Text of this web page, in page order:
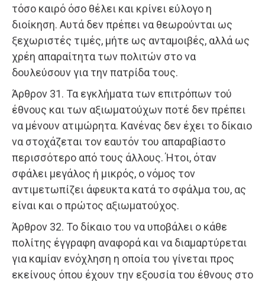
τόσο καιρό όσο θέλει και κρίνει εύλογο η
διοίκηση. Αυτά δεν πρέπει να θεωρούνται ως
ξεχωριστές τιμές, μήτε ως ανταμοιβές, αλλά ως
χρέη απαραίτητα των πολιτών στο να
δουλεύσουν για την πατρίδα τους.
Άρθρον 31. Τα εγκλήματα των επιτρόπων τού
έθνους και των αξιωματούχων ποτέ δεν πρέπει
να μένουν ατιμώρητα. Κανένας δεν έχει το δίκαιο
να στοχάζεται τον εαυτόν του απαραβίαστο
περισσότερο από τους άλλους. Ήτοι, όταν
σφάλει μεγάλος ή μικρός, ο νόμος τον
αντιμετωπίζει άφευκτα κατά το σφάλμα του, ας
είναι και ο πρώτος αξιωματούχος.
Άρθρον 32. Το δίκαιο του να υποβάλει ο κάθε
πολίτης έγγραφη αναφορά και να διαμαρτύρεται
για καμίαν ενόχληση η οποία του γίνεται προς
εκείνους όπου έχουν την εξουσία του έθνους στο